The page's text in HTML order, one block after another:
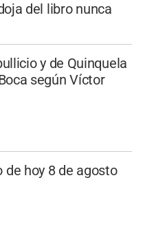
del libro nunca
y de Quinquela
según Víctor
de hoy 8 de agosto